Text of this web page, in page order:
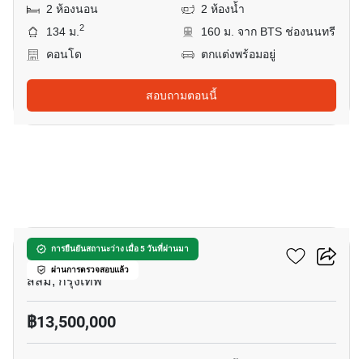
2 ห้องนอน
2 ห้องน้ำ
134 ม.2
160 ม. จาก BTS ช่องนนทรี
คอนโด
ตกแต่งพร้อมอยู่
สอบถามตอนนี้
การยืนยันสถานะว่าง เมื่อ 5 วันที่ผ่านมา
ผ่านการตรวจสอบแล้ว
รอม คอนแวนต์
สีลม, กรุงเทพ
฿13,500,000